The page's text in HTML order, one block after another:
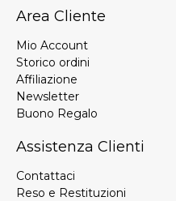
Area Cliente
Mio Account
Storico ordini
Affiliazione
Newsletter
Buono Regalo
Assistenza Clienti
Contattaci
Reso e Restituzioni